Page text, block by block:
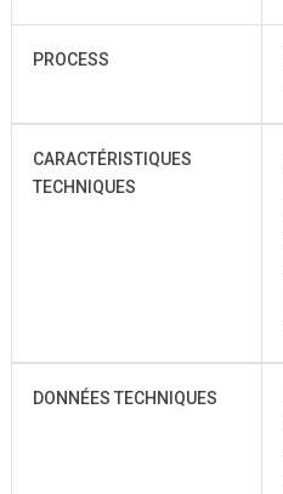
PROCESS
CARACTÉRISTIQUES
TECHNIQUES
DONNÉES TECHNIQUES